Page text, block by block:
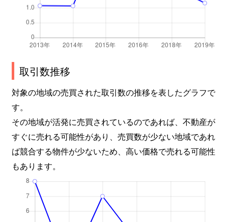
取引数推移
対象の地域の売買された取引数の推移を表したグラフで
す。
その地域が活発に売買されているのであれば、不動産が
すぐに売れる可能性があり、売買数が少ない地域であれ
ば競合する物件が少ないため、高い価格で売れる可能性
もあります。